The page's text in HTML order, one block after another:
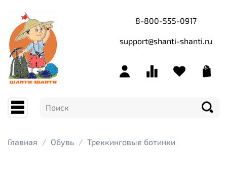
8-800-555-0917
support@shanti-shanti.ru
Главная Обувь Треккинговые ботинки